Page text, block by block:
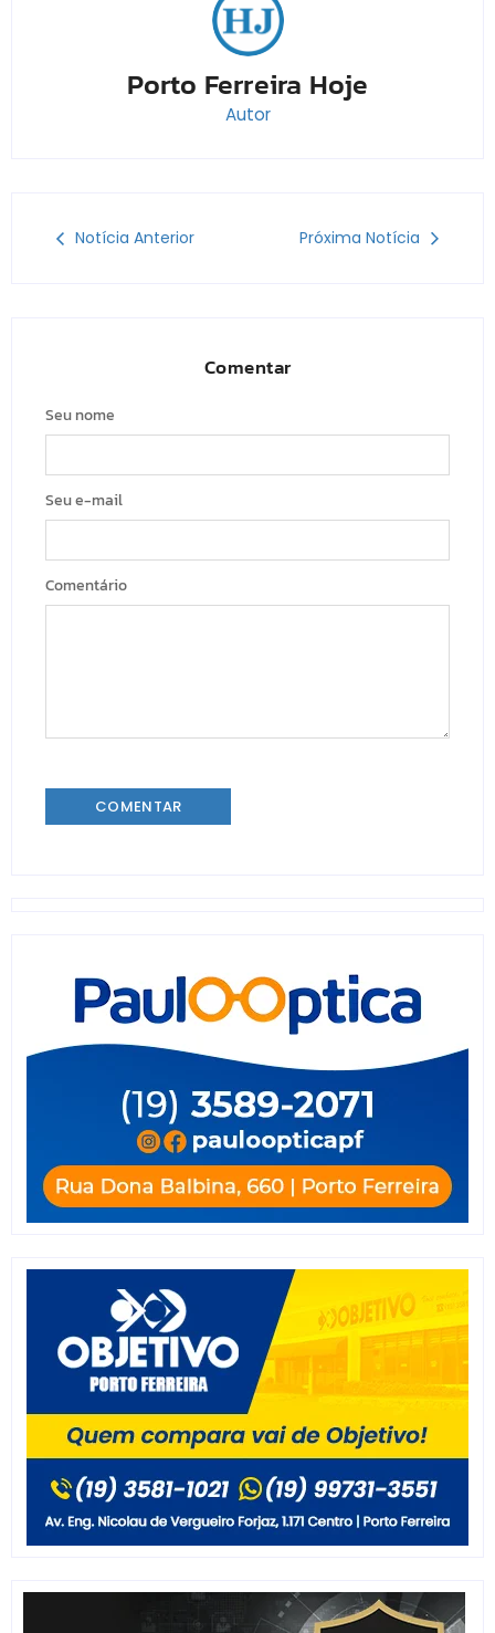
Porto Ferreira Hoje
Autor
Notícia Anterior Próxima Notícia
Comentar
Seu nome
Seu e-mail
Comentário